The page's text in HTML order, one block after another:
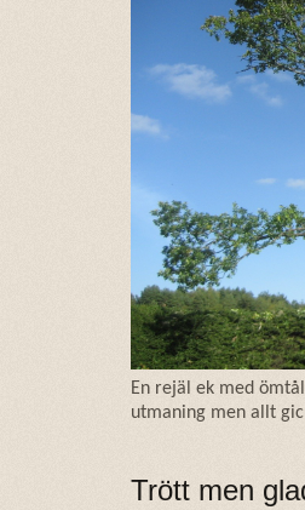
En rejäl ek med
utmaning men allt
Trött men